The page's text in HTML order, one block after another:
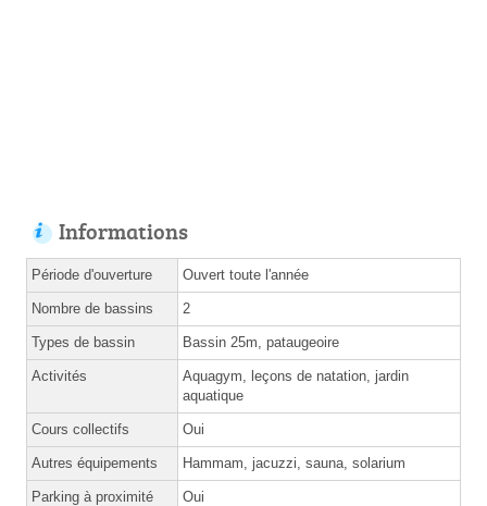
Informations
Période d'ouverture Ouvert toute l'année
Nombre de bassins 2
Types de bassin Bassin 25m, pataugeoire
Activités
Aquagym, leçons de natation, jardin
aquatique
Cours collectifs Oui
Autres équipements Hammam, jacuzzi, sauna, solarium
Parking à proximité Oui